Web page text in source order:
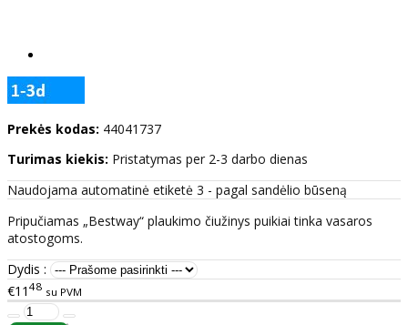
Prekės kodas: 44041737
Turimas kiekis: Pristatymas per 2-3 darbo dienas
Naudojama automatinė etiketė 3 - pagal sandėlio būseną
Pripučiamas „Bestway“ plaukimo čiužinys puikiai tinka vasaros
atostogoms.
Dydis :
€11 48 su PVM